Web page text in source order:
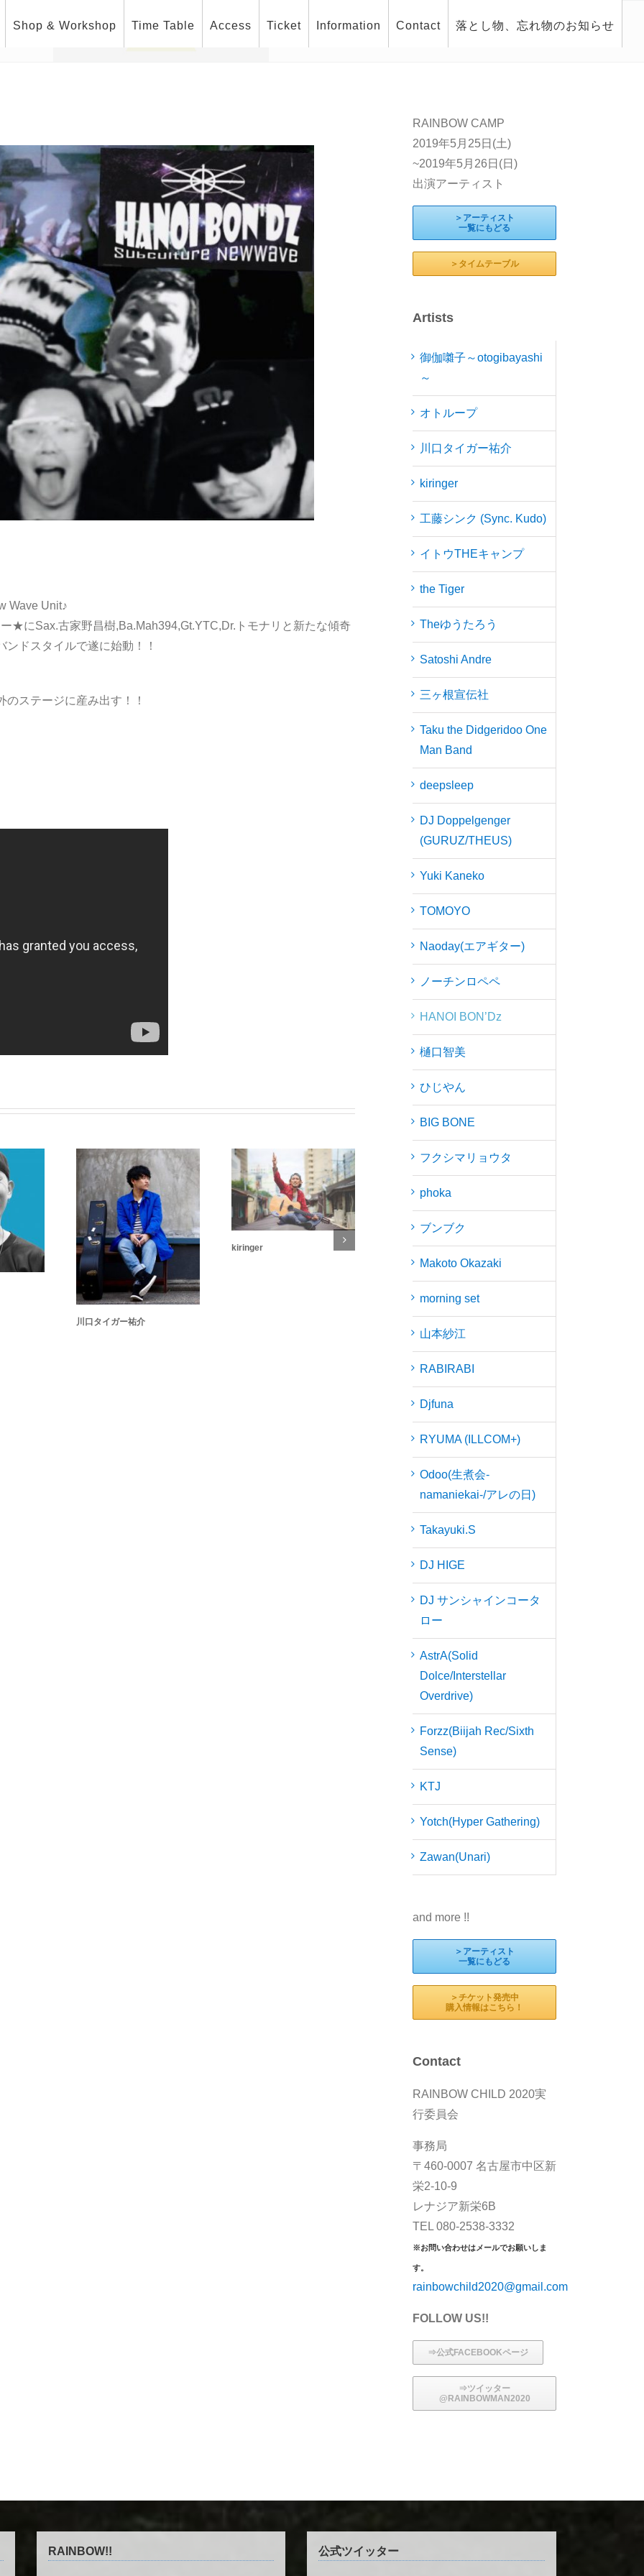
Shop & Workshop Time Table Access Ticket Information Contact 落とし物、忘れ物のお知らせ
Wave Unit♪
★にSax.古家野昌樹,Ba.Mah394,Gt.YTC,Dr.トモナリと新たな傾奇
ドスタイルで遂に始動！！
ステージに産み出す！！
川口タイガー祐介
kiringer
RAINBOW CAMP
2019年5月25日(土)
~2019年5月26日(日)
出演アーティスト
＞アーティスト
一覧にもどる
＞タイムテーブル
Artists
御伽囃子～otogibayashi
～
オトループ
川口タイガー祐介
kiringer
工藤シンク (Sync. Kudo)
イトウTHEキャンプ
the Tiger
Theゆうたろう
Satoshi Andre
三ヶ根宣伝社
Taku the Didgeridoo One
Man Band
deepsleep
DJ Doppelgenger
(GURUZ/THEUS)
Yuki Kaneko
TOMOYO
Naoday(エアギター)
ノーチンロペペ
HANOI BON’Dz
樋口智美
ひじやん
BIG BONE
フクシマリョウタ
phoka
ブンブク
Makoto Okazaki
morning set
山本紗江
RABIRABI
Djfuna
RYUMA (ILLCOM+)
Odoo(生煮会-
namaniekai-/アレの日)
Takayuki.S
DJ HIGE
DJ サンシャインコータ
ロー
AstrA(Solid
Dolce/Interstellar
Overdrive)
Forzz(Biijah Rec/Sixth
Sense)
KTJ
Yotch(Hyper Gathering)
Zawan(Unari)
and more !!
＞アーティスト
一覧にもどる
＞チケット発売中
購入情報はこちら！
Contact
RAINBOW CHILD 2020実
行委員会
事務局
〒460-0007 名古屋市中区新
栄2-10-9
レナジア新栄6B
TEL 080-2538-3332
※お問い合わせはメールでお願いしま
す。
rainbowchild2020@gmail.com
FOLLOW US!!
⇒公式FACEBOOKページ
⇒ツイッター
@RAINBOWMAN2020
RAINBOW!! 公式ツイッター